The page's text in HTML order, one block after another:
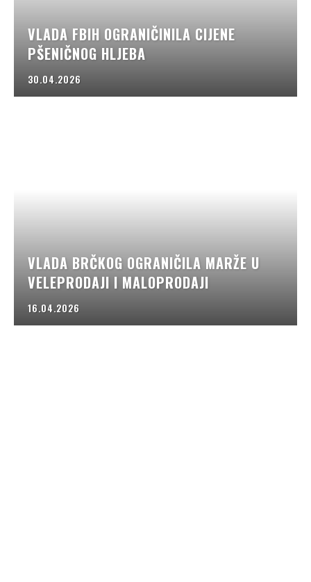
VLADA FBIH OGRANIČINILA CIJENE
PŠENIČNOG HLJEBA
30.04.2026
VLADA BRČKOG OGRANIČILA MARŽE U
VELEPRODAJI I MALOPRODAJI
16.04.2026